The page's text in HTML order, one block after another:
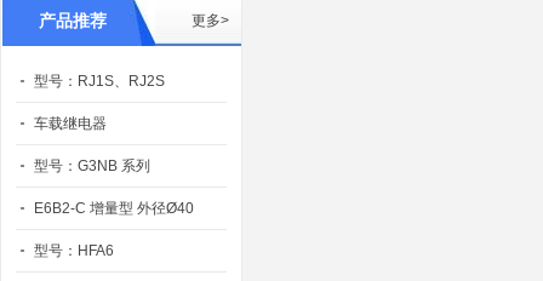
更多>
产品推荐
型号：RJ1S、RJ2S
车载继电器
型号：G3NB 系列
E6B2-C 增量型 外径Ø40
型号：HFA6